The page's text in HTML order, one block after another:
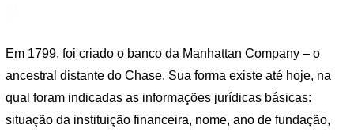
Em 1799, foi criado o banco da Manhattan Company – o
ancestral distante do Chase. Sua forma existe até hoje, na
qual foram indicadas as informações jurídicas básicas:
situação da instituição financeira, nome, ano de fundação,